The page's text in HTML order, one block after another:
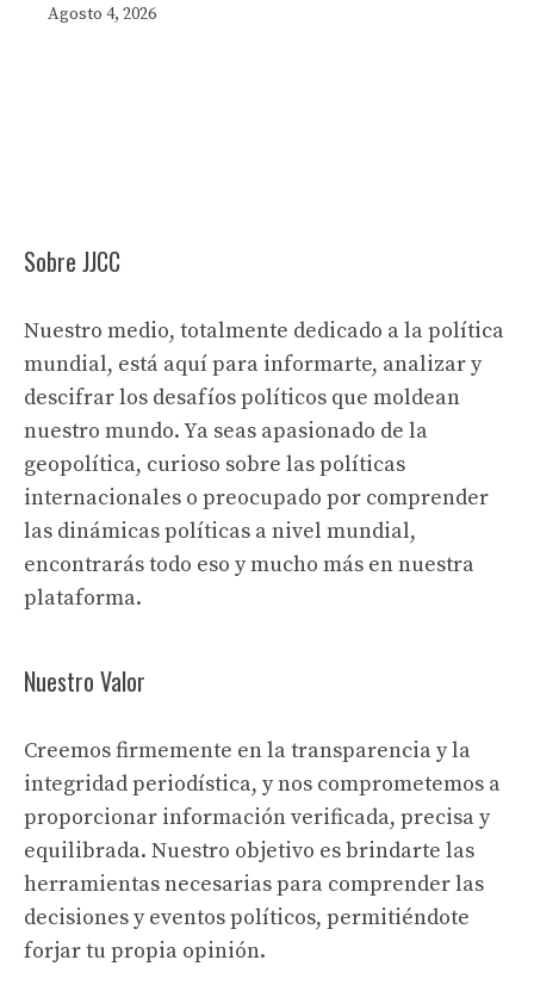
Agosto 4, 2026
Sobre JJCC
Nuestro medio, totalmente dedicado a la política
mundial, está aquí para informarte, analizar y
descifrar los desafíos políticos que moldean
nuestro mundo. Ya seas apasionado de la
geopolítica, curioso sobre las políticas
internacionales o preocupado por comprender
las dinámicas políticas a nivel mundial,
encontrarás todo eso y mucho más en nuestra
plataforma.
Nuestro Valor
Creemos firmemente en la transparencia y la
integridad periodística, y nos comprometemos a
proporcionar información verificada, precisa y
equilibrada. Nuestro objetivo es brindarte las
herramientas necesarias para comprender las
decisiones y eventos políticos, permitiéndote
forjar tu propia opinión.